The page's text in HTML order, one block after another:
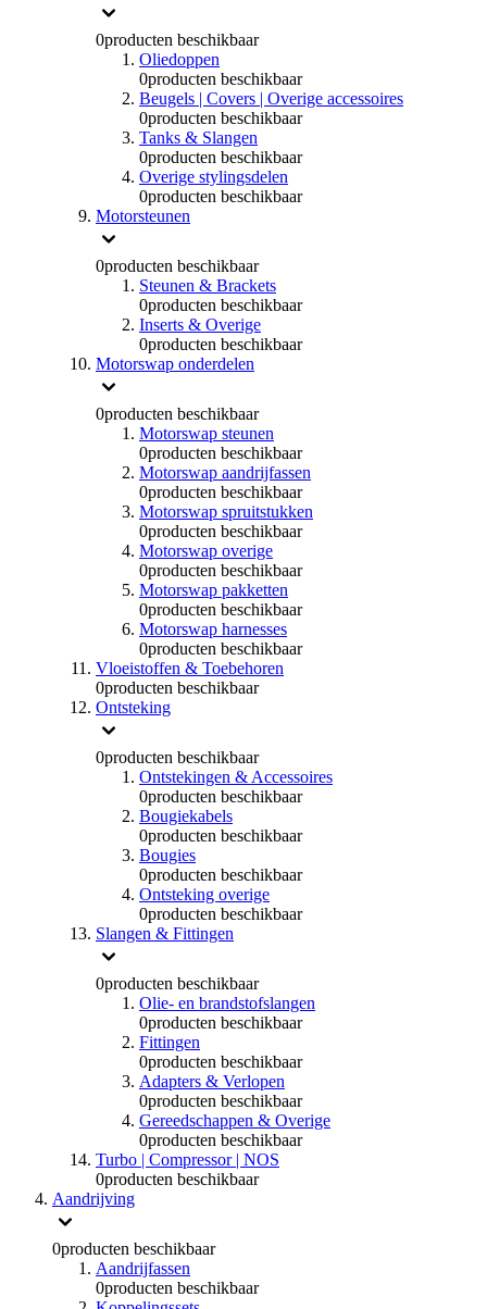
0producten beschikbaar
Oliedoppen
0producten beschikbaar
Beugels | Covers | Overige accessoires
0producten beschikbaar
Tanks & Slangen
0producten beschikbaar
Overige stylingsdelen
0producten beschikbaar
Motorsteunen
0producten beschikbaar
Steunen & Brackets
0producten beschikbaar
Inserts & Overige
0producten beschikbaar
Motorswap onderdelen
0producten beschikbaar
Motorswap steunen
0producten beschikbaar
Motorswap aandrijfassen
0producten beschikbaar
Motorswap spruitstukken
0producten beschikbaar
Motorswap overige
0producten beschikbaar
Motorswap pakketten
0producten beschikbaar
Motorswap harnesses
0producten beschikbaar
Vloeistoffen & Toebehoren
0producten beschikbaar
Ontsteking
0producten beschikbaar
Ontstekingen & Accessoires
0producten beschikbaar
Bougiekabels
0producten beschikbaar
Bougies
0producten beschikbaar
Ontsteking overige
0producten beschikbaar
Slangen & Fittingen
0producten beschikbaar
Olie- en brandstofslangen
0producten beschikbaar
Fittingen
0producten beschikbaar
Adapters & Verlopen
0producten beschikbaar
Gereedschappen & Overige
0producten beschikbaar
Turbo | Compressor | NOS
0producten beschikbaar
Aandrijving
0producten beschikbaar
Aandrijfassen
0producten beschikbaar